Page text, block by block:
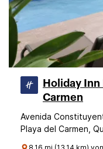
Holiday Inn
Carmen
Avenida
Playa del Carmen,